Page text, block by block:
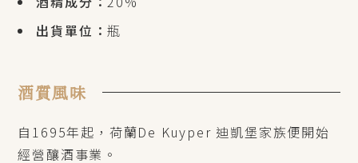
出貨單位：瓶
酒質風味
自1695年起，荷蘭De Kuyper 迪凱堡家族便開始
經營釀酒事業。